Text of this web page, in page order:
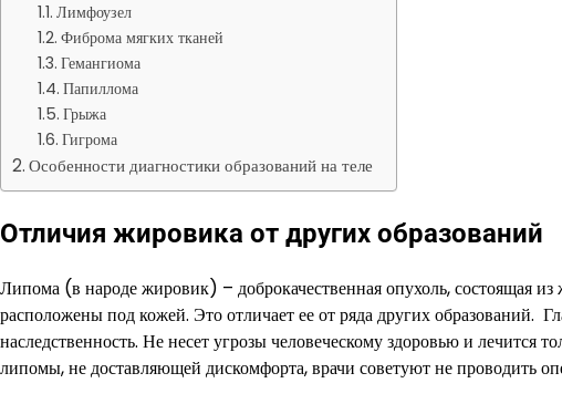
Лимфоузел
Фиброма мягких тканей
Гемангиома
Папиллома
Грыжа
Гигрома
Особенности диагностики образований на теле
Отличия жировика от других образований
Липома (в народе жировик) – доброкачественная опухоль, состоящая
расположены под кожей. Это отличает ее от ряда других образований.
наследственность. Не несет угрозы человеческому здоровью и
липомы, не доставляющей дискомфорта, врачи советуют не проводить